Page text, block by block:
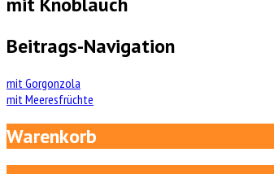
Beitrags-Navigation
mit Gorgonzola
mit Meeresfrüchte
Warenkorb